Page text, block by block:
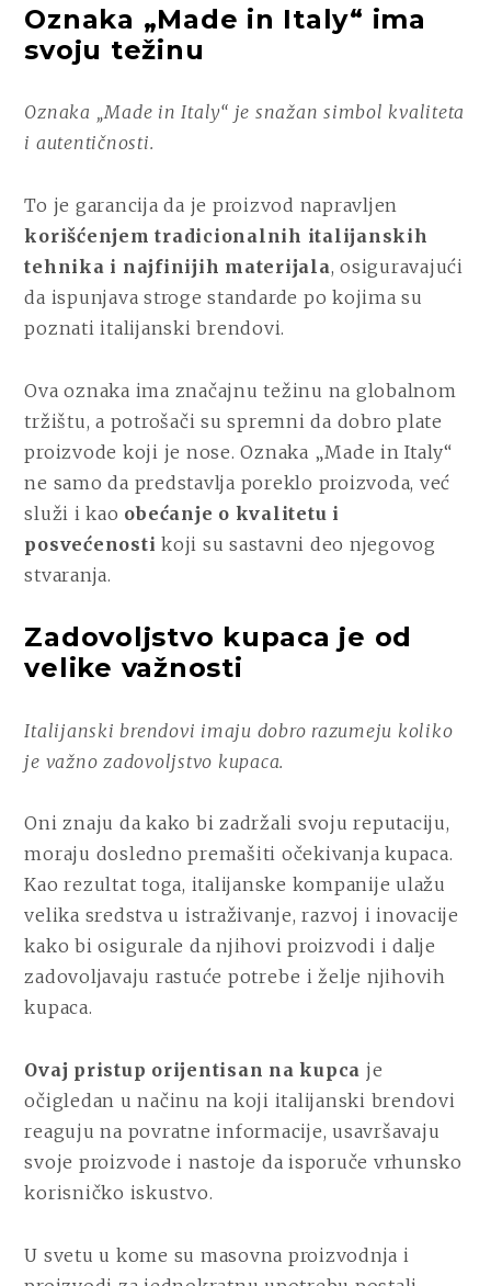
Oznaka „Made in Italy“ ima
svoju težinu
Oznaka „Made in Italy“ je snažan simbol kvaliteta
i autentičnosti.
To je garancija da je proizvod napravljen
korišćenjem tradicionalnih italijanskih
tehnika i najfinijih materijala, osiguravajući
da ispunjava stroge standarde po kojima su
poznati italijanski brendovi.
Ova oznaka ima značajnu težinu na globalnom
tržištu, a potrošači su spremni da dobro plate
proizvode koji je nose. Oznaka „Made in Italy“
ne samo da predstavlja poreklo proizvoda, već
služi i kao obećanje o kvalitetu i
posvećenostikoji su sastavni deo njegovog
stvaranja.
Zadovoljstvo kupaca je od
velike važnosti
Italijanski brendovi imaju dobro razumeju koliko
je važno zadovoljstvo kupaca.
Oni znaju da kako bi zadržali svoju reputaciju,
moraju dosledno premašiti očekivanja kupaca.
Kao rezultat toga, italijanske kompanije ulažu
velika sredstva u istraživanje, razvoj i inovacije
kako bi osigurale da njihovi proizvodi i dalje
zadovoljavaju rastuće potrebe i želje njihovih
kupaca.
Ovaj pristup orijentisan na kupca je
očigledan u načinu na koji italijanski brendovi
reaguju na povratne informacije, usavršavaju
svoje proizvode i nastoje da isporuče vrhunsko
korisničko iskustvo.
U svetu u kome su masovna proizvodnja i